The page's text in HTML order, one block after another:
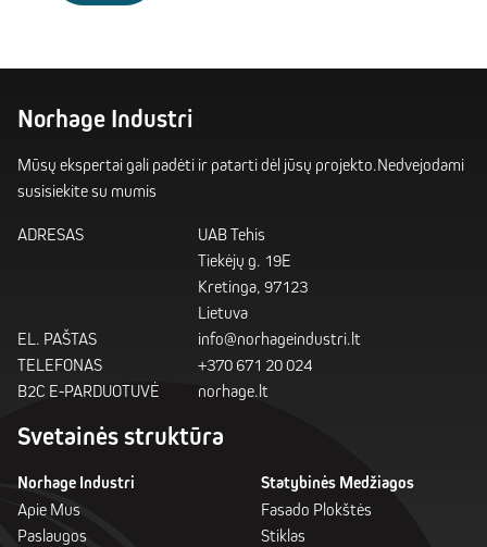
Norhage Industri
Mūsų ekspertai gali padėti ir patarti dėl jūsų projekto.Nedvejodami
susisiekite su mumis
ADRESAS
UAB Tehis
Tiekėjų g. 19E
Kretinga, 97123
Lietuva
EL. PAŠTAS
info@norhageindustri.lt
TELEFONAS
+370 671 20 024
B2C E-PARDUOTUVĖ
norhage.lt
Svetainės struktūra
Norhage Industri
Apie Mus
Paslaugos
Statybinės Medžiagos
Fasado Plokštės
Stiklas